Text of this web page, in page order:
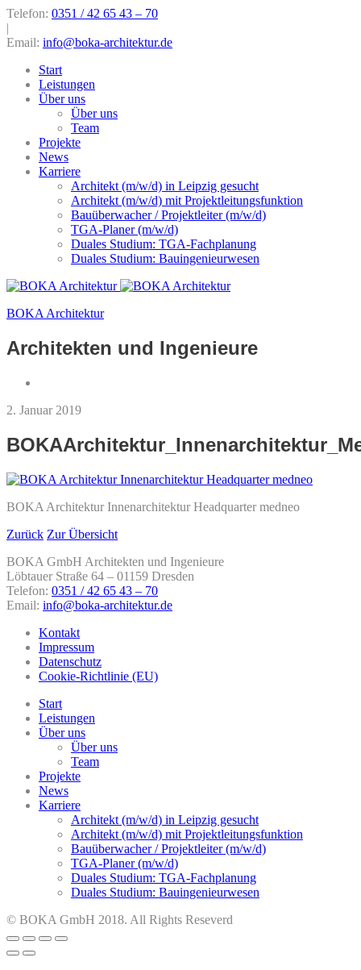
Telefon: 0351 / 42 65 43 – 70
|
Email: info@boka-architektur.de
Start
Leistungen
Über uns
Über uns
Team
Projekte
News
Karriere
Architekt (m/w/d) in Leipzig gesucht
Architekt (m/w/d) mit Projektleitungsfunktion
Bauüberwacher / Projektleiter (m/w/d)
TGA-Planer (m/w/d)
Duales Studium: TGA-Fachplanung
Duales Studium: Bauingenieurwesen
BOKA Architektur
Architekten und Ingenieure
2. Januar 2019
BOKA Architektur Innenarchitektur Headquarter medneo
Zurück Zur Übersicht
BOKA GmbH Architekten und Ingenieure
Löbtauer Straße 64 – 01159 Dresden
Telefon: 0351 / 42 65 43 – 70
Email: info@boka-architektur.de
Kontakt
Impressum
Datenschutz
Cookie-Richtlinie (EU)
Start
Leistungen
Über uns
Über uns
Team
Projekte
News
Karriere
Architekt (m/w/d) in Leipzig gesucht
Architekt (m/w/d) mit Projektleitungsfunktion
Bauüberwacher / Projektleiter (m/w/d)
TGA-Planer (m/w/d)
Duales Studium: TGA-Fachplanung
Duales Studium: Bauingenieurwesen
© BOKA GmbH 2018. All Rights Reseverd